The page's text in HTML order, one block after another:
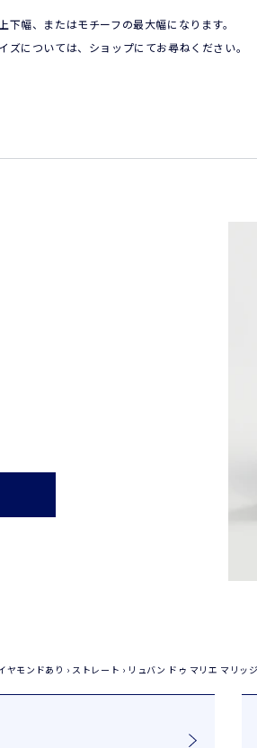
幅、またはモチーフの最大幅になります。
については、ショップにてお尋ねください。
ヤモンドあり › ストレート › リュバン ドゥ マリエ マリッ